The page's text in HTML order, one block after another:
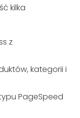
kilka
z
kategorii i
PageSpeed